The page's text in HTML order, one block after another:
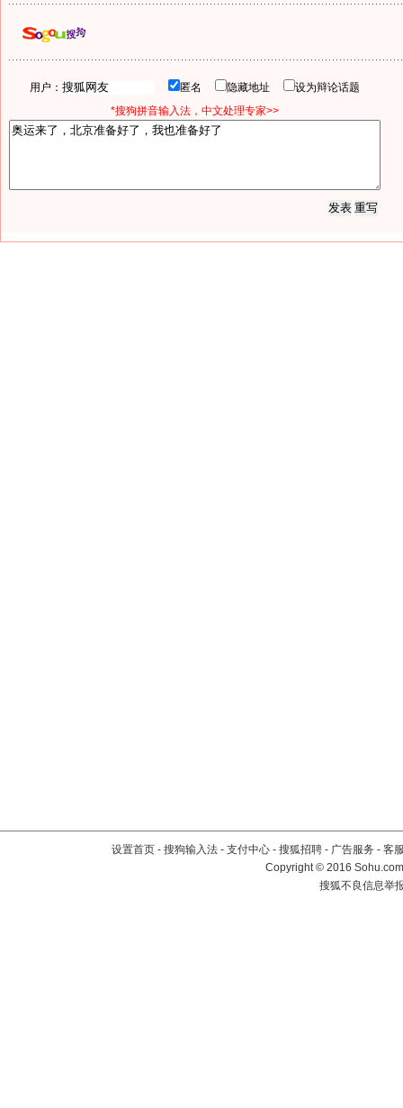
用户： 匿名 隐藏地址
设为辩论话题
*搜狗拼音输入法，中文处理专家>>
设置首页 - 搜狗输入法 - 支付中心 - 搜狐招聘 - 广告服务 - 客
Copyright©2016
搜狐不良信息举